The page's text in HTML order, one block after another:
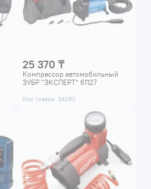
25 370 ₸
Компрессор автомобильный
ЗУБР "ЭКСПЕРТ" 61127
Код товара: 34260